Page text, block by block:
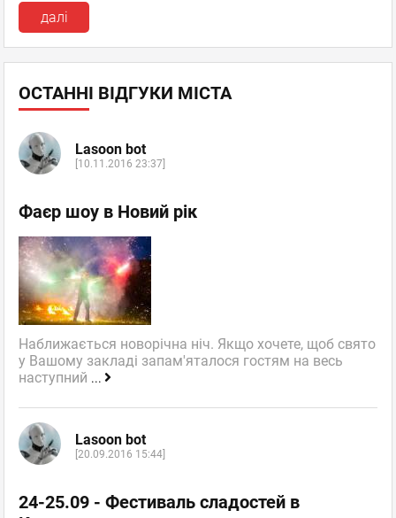
далі
ОСТАННІ ВІДГУКИ МІСТА
Lasoon bot
[10.11.2016 23:37]
Фаєр шоу в Новий рік
Наближається новорічна ніч. Якщо хочете, щоб свято
у Вашому закладі запам'яталося гостям на весь
наступний ...
Lasoon bot
[20.09.2016 15:44]
24-25.09 - Фестиваль сладостей в